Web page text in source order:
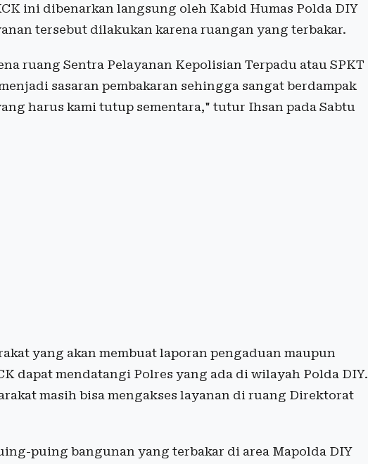
ini dibenarkan langsung oleh Kabid Humas Polda DIY
tersebut dilakukan karena ruangan yang terbakar.
ruang Sentra Pelayanan Kepolisian Terpadu atau SPKT
sasaran pembakaran sehingga sangat berdampak
harus kami tutup sementara," tutur Ihsan pada Sabtu
yang akan membuat laporan pengaduan maupun
dapat mendatangi Polres yang ada di wilayah Polda DIY.
masih bisa mengakses layanan di ruang Direktorat
puing bangunan yang terbakar di area Mapolda DIY